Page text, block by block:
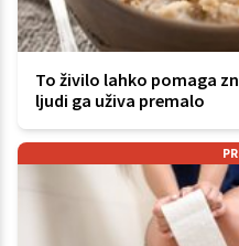
To živilo lahko pomaga
ljudi ga uživa premalo